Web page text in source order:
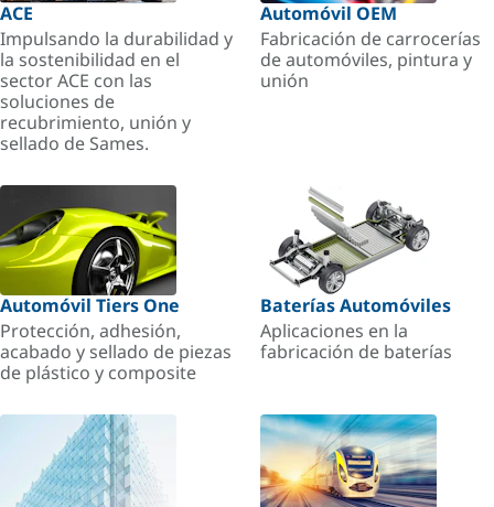
ACE
Impulsando la durabilidad y
la sostenibilidad en el
sector ACE con las
soluciones de
recubrimiento, unión y
sellado de Sames.
Automóvil OEM
Fabricación de carrocerías
de automóviles, pintura y
unión
Automóvil Tiers One
Protección, adhesión,
acabado y sellado de piezas
de plástico y composite
Baterías Automóviles
Aplicaciones en la
fabricación de baterías